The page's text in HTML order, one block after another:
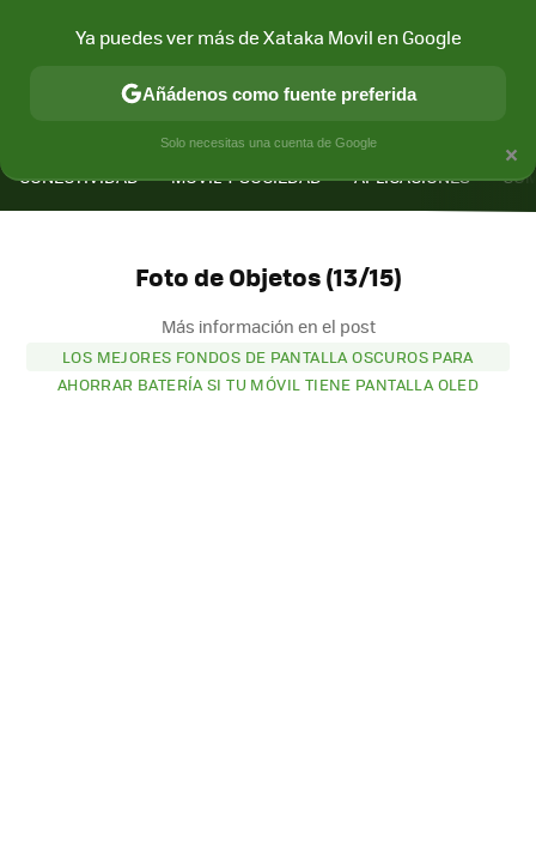
CONECTIVIDAD MÓVIL Y SOCIEDAD APLICACIONES
Foto de Objetos (13/15)
Más información en el post
LOS MEJORES FONDOS DE PANTALLA OSCUROS PARA
AHORRAR BATERÍA SI TU MÓVIL TIENE PANTALLA OLED
×
Ya puedes ver más de Xataka Movil en Google
Añádenos como fuente preferida
Solo necesitas una cuenta de Google